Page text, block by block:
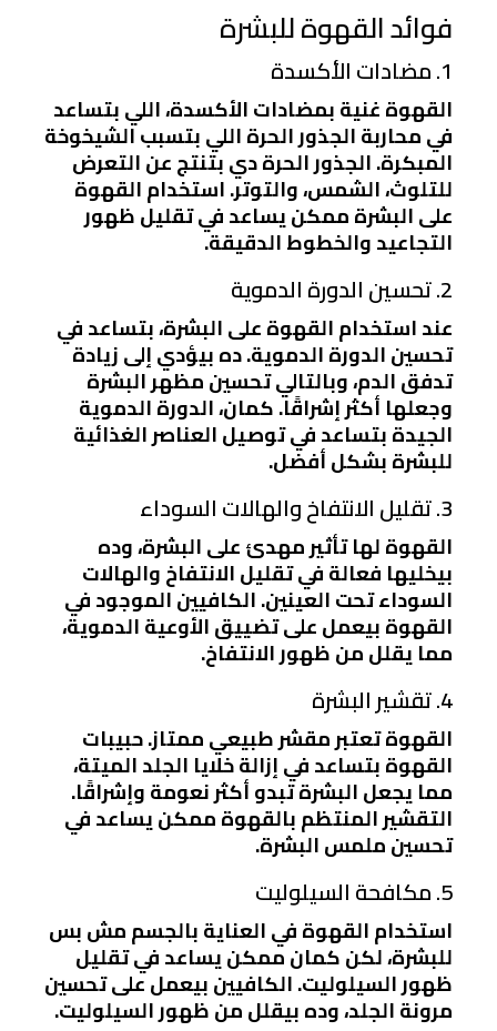
فوائد القهوة للبشرة
1. مضادات الأكسدة
القهوة غنية بمضادات الأكسدة، اللي بتساعد
في محاربة الجذور الحرة اللي بتسبب الشيخوخة
المبكرة. الجذور الحرة دي بتنتج عن التعرض
للتلوث، الشمس، والتوتر. استخدام القهوة
على البشرة ممكن يساعد في تقليل ظهور
التجاعيد والخطوط الدقيقة.
2. تحسين الدورة الدموية
عند استخدام القهوة على البشرة، بتساعد في
تحسين الدورة الدموية. ده بيؤدي إلى زيادة
تدفق الدم، وبالتالي تحسين مظهر البشرة
وجعلها أكثر إشراقًا. كمان، الدورة الدموية
الجيدة بتساعد في توصيل العناصر الغذائية
للبشرة بشكل أفضل.
3. تقليل الانتفاخ والهالات السوداء
القهوة لها تأثير مهدئ على البشرة، وده
بيخليها فعالة في تقليل الانتفاخ والهالات
السوداء تحت العينين. الكافيين الموجود في
القهوة بيعمل على تضييق الأوعية الدموية،
مما يقلل من ظهور الانتفاخ.
4. تقشير البشرة
القهوة تعتبر مقشر طبيعي ممتاز. حبيبات
القهوة بتساعد في إزالة خلايا الجلد الميتة،
مما يجعل البشرة تبدو أكثر نعومة وإشراقًا.
التقشير المنتظم بالقهوة ممكن يساعد في
تحسين ملمس البشرة.
5. مكافحة السيلوليت
استخدام القهوة في العناية بالجسم مش بس
للبشرة، لكن كمان ممكن يساعد في تقليل
ظهور السيلوليت. الكافيين بيعمل على تحسين
مرونة الجلد، وده بيقلل من ظهور السيلوليت.